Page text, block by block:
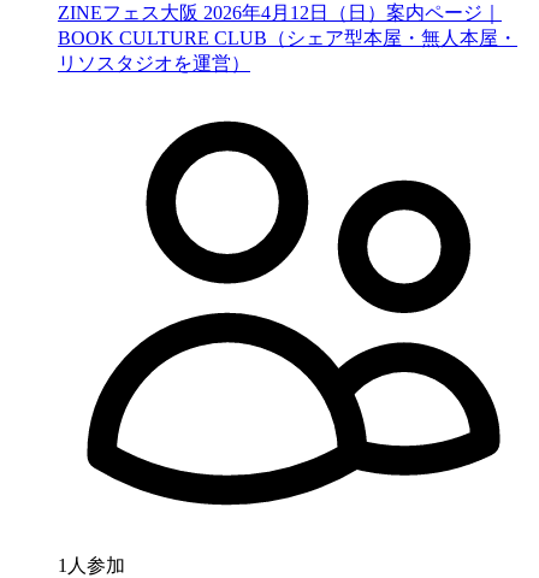
ZINEフェス大阪 2026年4月12日（日）案内ページ｜
BOOK CULTURE CLUB（シェア型本屋・無人本屋・
リソスタジオを運営）
1人参加